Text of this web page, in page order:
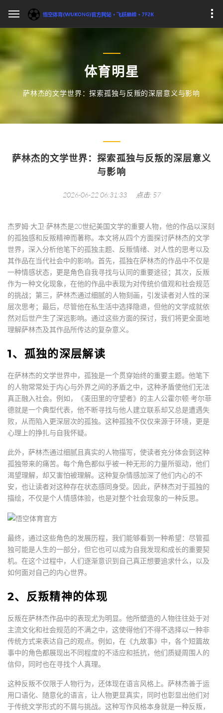
体育明星
萨林杰的文学世界：探索孤独与反叛的深层意义与影响
萨林杰的文学世界：探索孤独与反叛的深层意义
与影响
2026-06-22 06:31:33 点击: 57
杰罗姆·大卫·萨林杰是20世纪美国文学的重要人物，他的作品以深刻
的孤独感和反叛精神而著称。本文将从四个方面探讨萨林杰的文学
世界，深入分析他笔下的孤独主题、反叛情绪、对人性的思考以及
其作品在当代社会中的影响。首先，孤独在萨林杰的作品中不仅是
一种情感状态，更是角色自我寻找与认同的重要途径；其次，反叛
作为一种文化现象，在他的作品中表现为对传统价值观和社会规范
的挑战；第三，萨林杰通过细腻的人物刻画，引发读者对人性的深
层次思考；最后，尽管他在私生活中选择隐退，但他的文学成就依
然对后世产生了深远影响。通过这些方面的探讨，我们将更全面地
理解萨林杰及其作品所传达的复杂意义。
1、孤独的深层解读
在萨林杰的文学世界中，孤独是一个贯穿始终的重要主题。他笔下
的人物常常处于内心与外界之间的矛盾之中，这种矛盾使他们无法
真正融入社会。例如，《麦田里的守望者》的主人公霍尔顿·考尔菲
德就是一个典型代表，他不断寻找与他人建立联系却又总是遭遇失
败，从而陷入更深层次的孤独。这种孤独不仅仅来源于环境，更是
心理上的挣扎与自我怀疑。
此外，萨林杰通过细腻且真实的人物描写，使读者充分体会到这种
孤独带来的痛苦。每个角色都似乎被一种无形的力量所驱动，他们
渴望理解，却又害怕被理解。这种复杂情感加深了他们内心的不
安，也让读者对这种存在状态感同身受。因此，萨林杰对于孤独的
描绘，不仅是个人情感体验，也是对整个社会现象的一种反思。
最终，通过这些角色的发展历程，我们能够看到一种希望：尽管孤
独可能是人生的一部分，但它也可以成为自我发现和成长的重要契
机。在这个过程中，人们逐渐意识到自己真正想要追求什么，以及
如何面对自己的内心世界。
2、反叛精神的体现
反叛在萨林杰作品中的表现尤为明显。他所塑造的人物往往处于对
主流文化和社会规范的不满之中，这使得他们不得不选择以一种非
传统方式来表达自己的观点。例如，在《九故事》中，各个短篇故
事中的角色都展现出不同程度的不适应和抵抗，他们质疑周围人的
信仰，同时也在寻找个人真理。
这种反叛不仅限于人物行为，还体现在语言风格上。萨林杰善于运
用口语化、随意化的语言，让人物更显真实，同时也彰显出他们对
于传统文学形式的不屑与挑战。这种写作风格本身就是一种反叛，